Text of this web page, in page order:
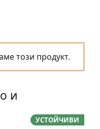
този продукт.
и
УСТОЙЧИВИ